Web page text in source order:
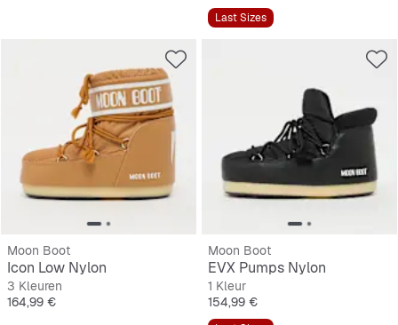
Last Sizes
Moon Boot
Icon Low Nylon
3 Kleuren
Prijs
164,99 €
Moon Boot
EVX Pumps Nylon
1 Kleur
Prijs
154,99 €